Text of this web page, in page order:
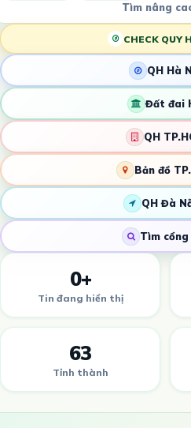
Tìm nâng
CHECK QUY
QH Hà
Đất đai
QH
Bản đồ
QH Đà
Tìm cổng
0+
Tin đang hiển thị
63
Tỉnh thành